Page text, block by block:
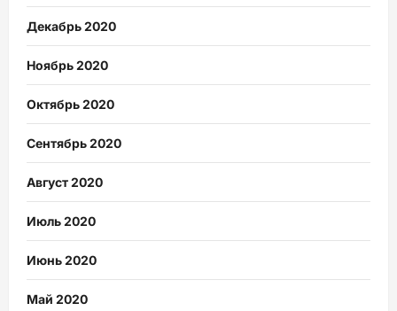
Декабрь 2020
Ноябрь 2020
Октябрь 2020
Сентябрь 2020
Август 2020
Июль 2020
Июнь 2020
Май 2020